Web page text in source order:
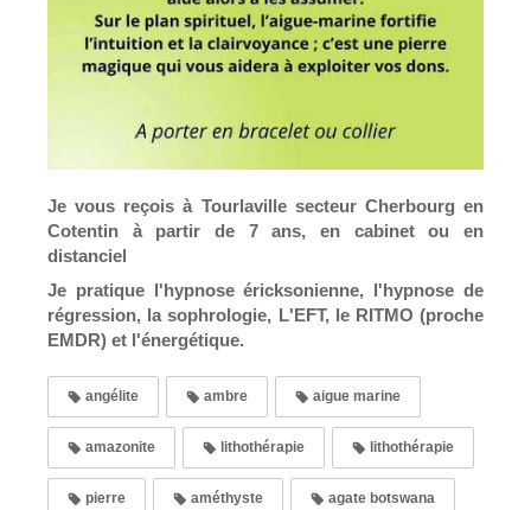
Je vous reçois à Tourlaville secteur Cherbourg en
Cotentin à partir de 7 ans, en cabinet ou en
distanciel
Je pratique l'hypnose éricksonienne, l'hypnose de
régression, la sophrologie, L'EFT, le RITMO (proche
EMDR) et l'énergétique.
angélite ambre aigue marine
amazonite lithothérapie lithothérapie
pierre améthyste agate botswana